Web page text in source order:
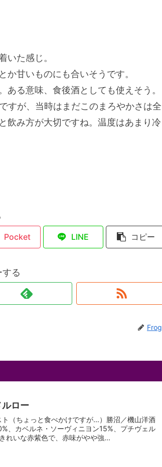
いた感じ。
甘いものにも合いそうです。
る意味、食後酒としても使えそう。
すが、当時はまだこのまろやかさは全
飲み方が大切ですね。温度はあまり冷
Pocket LINE コピー
る
Frog
ロー
（ちょっと食べかけですが…）勝沼／機山洋酒
、カベルネ・ソーヴィニヨン15%、プチヴェル
れいな赤紫色で、赤味がやや強...